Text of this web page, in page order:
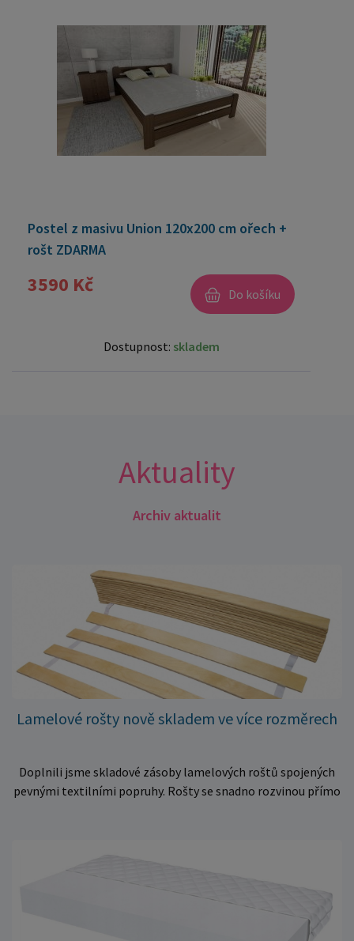
Postel z masivu Union 120x200 cm ořech +
rošt ZDARMA
3590 Kč Do košíku
Dostupnost: skladem
Aktuality
Archiv aktualit
Lamelové rošty nově skladem ve více rozměrech
Doplnili jsme skladové zásoby lamelových roštů spojených
pevnými textilními popruhy. Rošty se snadno rozvinou přímo
množství kusů, proto můžeme objednávky rychle expedovat.
Vyberte si vhodný rozměr a dopřejte své matraci kvalitní
podklad za výhodnou cenu.